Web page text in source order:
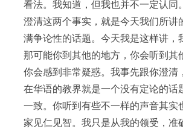
看法。我知道，但我也并不一定认同
澄清这两个事实，就是今天我们所讲
满争论性的话题。今天我是这样讲，
那可能你到其他的地方，你会听到其
你会感到非常疑惑。我事先跟你澄清
在华语的教界就是一个没有定论的话
一致。你听到有些不一样的声音其实
家见仁见智。我只是从我的领受，准